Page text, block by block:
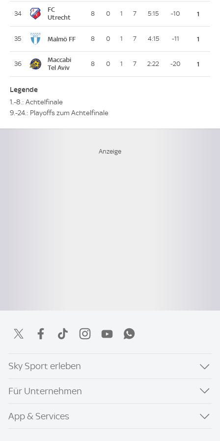
34
FC
Utrecht
8 0 1 7 5:15 -10 1
35 Malmö FF 8 0 1 7 4:15 -11 1
36
Maccabi
Tel Aviv
8 0 1 7 2:22 -20 1
Legende
1.-8.: Achtelfinale
9.-24.: Playoffs zum Achtelfinale
Sky Sport erleben
Für Unternehmen
App & Services